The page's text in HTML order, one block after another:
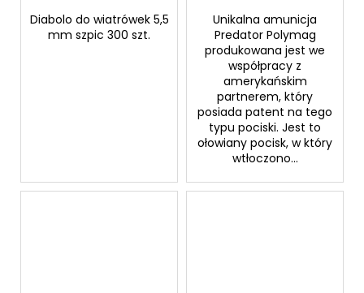
Diabolo do wiatrówek 5,5
mm szpic 300 szt.
Unikalna amunicja
Predator Polymag
produkowana jest we
współpracy z
amerykańskim
partnerem, który
posiada patent na tego
typu pociski. Jest to
ołowiany pocisk, w który
wtłoczono...